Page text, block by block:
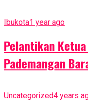
Ibukota1 year ago
Pelantikan
Pademangan
Uncategorized4 years